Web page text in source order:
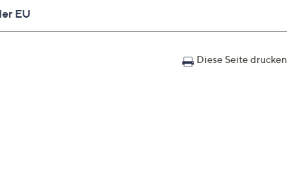
EU
Diese Seite drucken